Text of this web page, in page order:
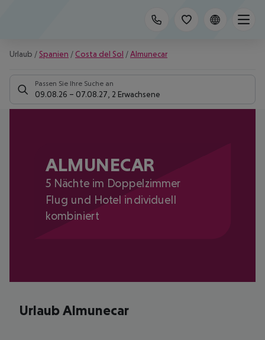
Urlaub / Spanien / Costa del Sol /Almunecar
Passen Sie Ihre Suche an
09.08.26 – 07.08.27 2 Erwachsene
ALMUNECAR
5 Nächte im Doppelzimmer
Flug und Hotel individuell
kombiniert
Urlaub Almunecar